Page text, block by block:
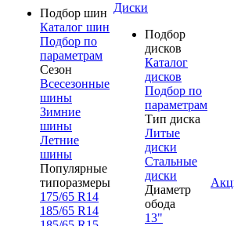
Подбор шин
Каталог шин
Подбор по
параметрам
Сезон
Всесезонные
шины
Зимние
шины
Летние
шины
Популярные
типоразмеры
175/65 R14
185/65 R14
Диски
Подбор
дисков
Каталог
дисков
Подбор по
параметрам
Тип диска
Литые
диски
Стальные
диски
Диаметр
обода
13"